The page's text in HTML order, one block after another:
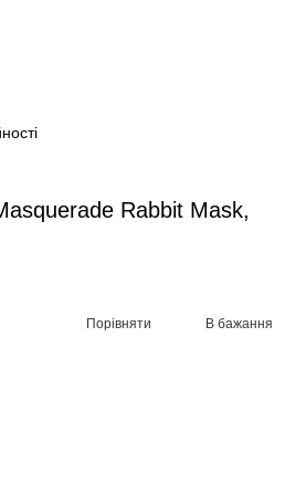
Rabbit Mask,
Порівняти В бажання